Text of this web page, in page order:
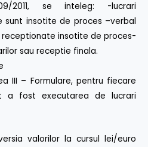
2011, se inteleg: -lucrari
insotite de proces –verbal
insotite de proces-
sau receptie finala.
III – Formulare, pentru fiecare
a fost executarea de lucrari
valorilor la cursul lei/euro